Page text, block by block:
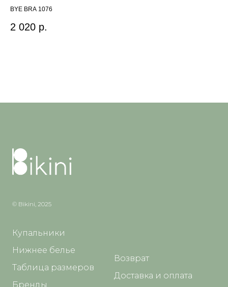
BYE BRA 1076
2 020 р.
© Bikini, 2025
Купальники
Нижнее белье
Таблица размеров
Бренды
Возврат
Доставка и оплата